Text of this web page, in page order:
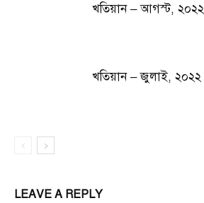
খতিয়ান – আগস্ট, ২০২২
খতিয়ান – জুলাই, ২০২২
LEAVE A REPLY